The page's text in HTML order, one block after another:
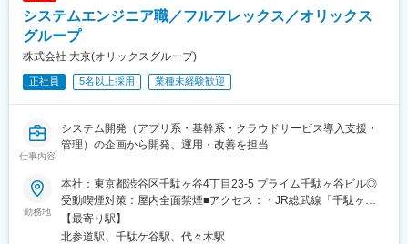
システムエンジニア職／フルフレックス／オリックス
グループ
株式会社 大京(オリックスグループ)
正社員 5名以上採用 業種未経験歓迎
仕事内容
システム開発（アプリ系・基幹系・クラウドサービス導入支援・
管理）の企画から開発、運用・改善を担当
勤務地
本社：東京都渋谷区千駄ヶ谷4丁目23-5 プライム千駄ヶ谷ビル◎
受動喫煙対策：屋内全面禁煙■アクセス：・JR総武線「千駄ヶ谷
駅」より徒歩6分・JR山手線「代々木駅」より徒歩9分・東京メト
ロ副都心線「北参道駅」より徒歩4分・都営大江戸線「国立競技場
【最寄り駅】
北参道駅、千駄ケ谷駅、代々木駅